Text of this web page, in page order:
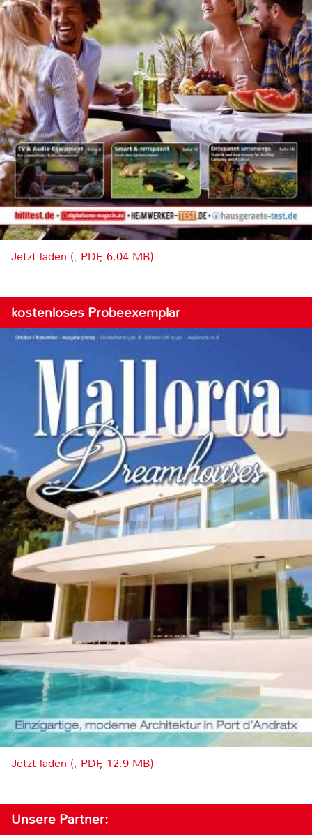
Jetzt laden (, PDF, 6.04 MB)
kostenloses Probeexemplar
Jetzt laden (, PDF, 12.9 MB)
Unsere Partner: